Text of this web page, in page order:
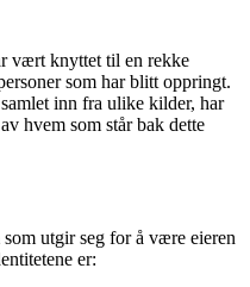
vært knyttet til en rekke
som har blitt oppringt.
inn fra ulike kilder, har
hvem som står bak dette
utgir seg for å være eieren
er: